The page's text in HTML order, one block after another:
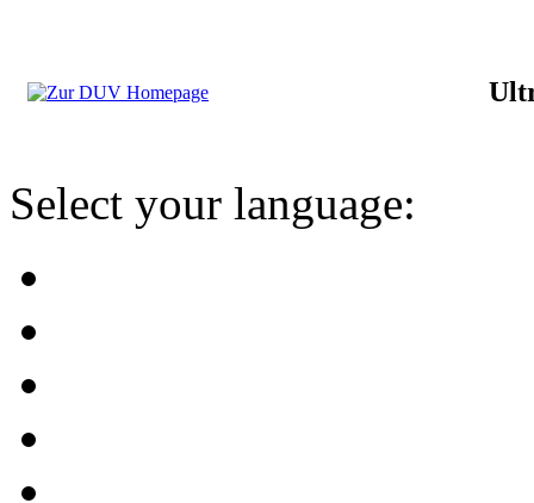
Select your language: